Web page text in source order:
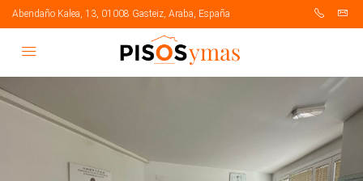
Abendaño Kalea, 13, 01008 Gasteiz, Araba, España